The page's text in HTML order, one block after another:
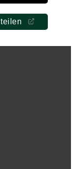
teilen